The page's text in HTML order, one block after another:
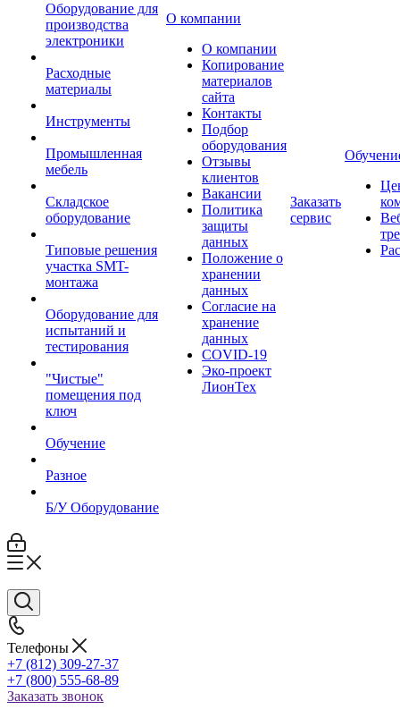
Оборудование для
производства
электроники
Расходные
материалы
Инструменты
Промышленная
мебель
Складское
оборудование
Типовые решения
участка SMT-
монтажа
Оборудование для
испытаний и
тестирования
"Чистые"
помещения под
ключ
Обучение
Разное
Б/У Оборудование
О компании
О компании
Копирование
материалов
сайта
Контакты
Подбор
оборудования
Отзывы
клиентов
Вакансии
Политика
защиты
данных
Положение о
хранении
данных
Согласие на
хранение
данных
COVID-19
Эко-проект
ЛионТех
Заказать
сервис
Телефоны
+7 (812) 309-27-37
+7 (800) 555-68-89
Заказать звонок